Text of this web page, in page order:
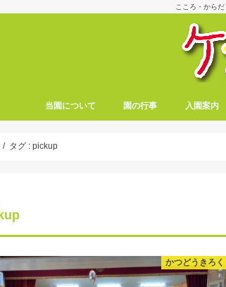
こころ・から
当園について 園の行事 入園案内
タグ : pickup
かつどうきろく